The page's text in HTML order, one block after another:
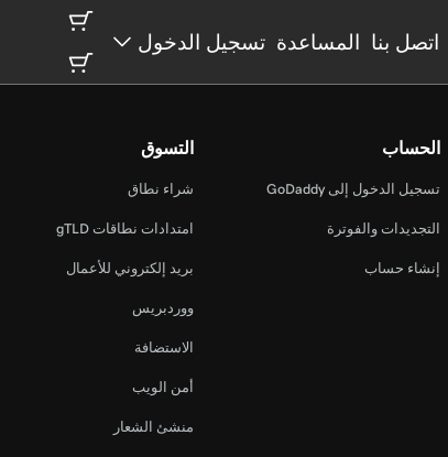
اتصل بنا المساعدة تسجيل الدخول
الحساب
تسجيل الدخول إلى GoDaddy
التجديدات والفوترة
إنشاء حساب
التسوق
شراء نطاق
امتدادات نطاقات gTLD
بريد إلكتروني للأعمال
ووردبريس
الاستضافة
أمن الويب
منشئ الشعار